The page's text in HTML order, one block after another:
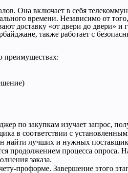
Она включает в себя
времени. Независимо от
доставку «от двери до двери» и
также работает с
преимуществах:
по закупкам изучает запрос,
в соответствии с
найти лучших и нужных
продолжением процесса опроса.
заказа.
проформе. Завершение этого